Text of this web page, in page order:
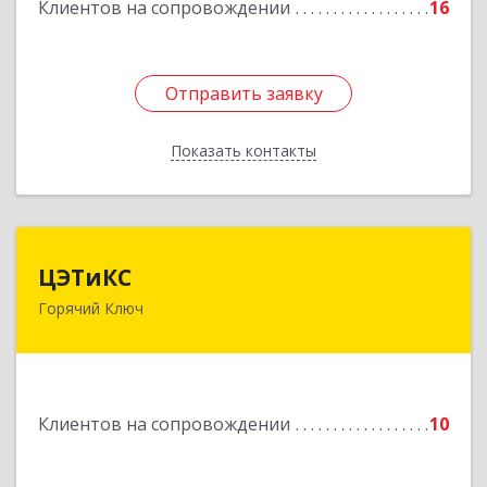
Клиентов на сопровождении 16
Отправить заявку
Показать контакты
Отправить заявку
Назад
ЦЭТиКС
Горячий Ключ
Клиентов на сопровождении 10
353290, Краснодарский край, Горячий Ключ г,